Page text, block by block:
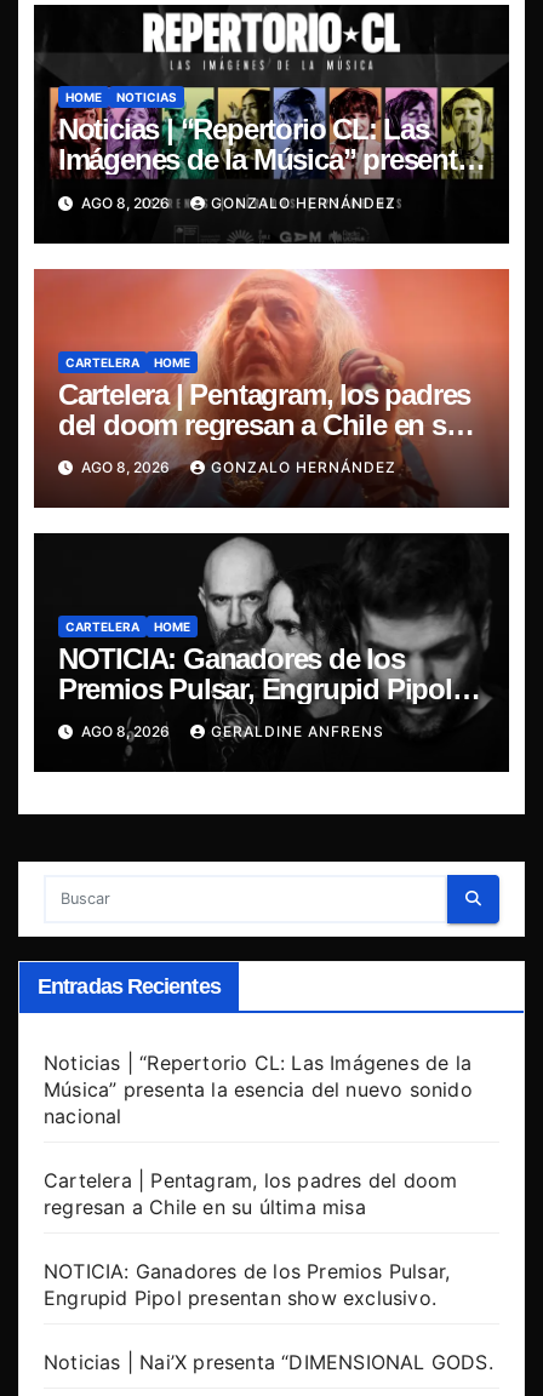
HOME NOTICIAS
Noticias | “Repertorio CL: Las
Imágenes de la Música” presenta
la esencia del nuevo sonido
nacional
AGO 8, 2026 GONZALO HERNÁNDEZ
CARTELERA HOME
Cartelera | Pentagram, los padres
del doom regresan a Chile en su
última misa
AGO 8, 2026 GONZALO HERNÁNDEZ
CARTELERA HOME
NOTICIA: Ganadores de los
Premios Pulsar, Engrupid Pipol
presentan show exclusivo.
AGO 8, 2026 GERALDINE ANFRENS
Entradas Recientes
Noticias | “Repertorio CL: Las Imágenes de la
Música” presenta la esencia del nuevo sonido
nacional
Cartelera | Pentagram, los padres del doom
regresan a Chile en su última misa
NOTICIA: Ganadores de los Premios Pulsar,
Engrupid Pipol presentan show exclusivo.
Noticias | Nai’X presenta “DIMENSIONAL GODS.